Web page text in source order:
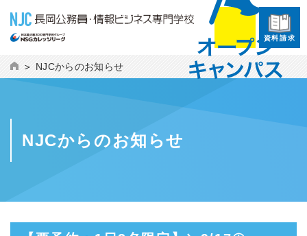
資料請求
NJCからのお知らせ
NJCからのお知らせ